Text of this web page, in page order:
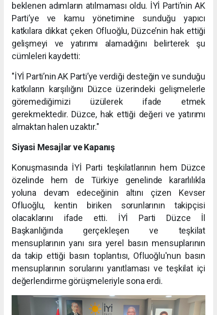
beklenen adımların atılmaması oldu. İYİ Parti’nin AK
Parti’ye ve kamu yönetimine sunduğu yapıcı
katkılara dikkat çeken Ofluoğlu, Düzce’nin hak ettiği
gelişmeyi ve yatırımı alamadığını belirterek şu
cümleleri kaydetti:
"İYİ Parti’nin AK Parti’ye verdiği desteğin ve sunduğu
katkıların karşılığını Düzce üzerindeki gelişmelerle
göremediğimizi üzülerek ifade etmek
gerekmektedir. Düzce, hak ettiği değeri ve yatırımı
almaktan halen uzaktır."
Siyasi Mesajlar ve Kapanış
Konuşmasında İYİ Parti teşkilatlarının hem Düzce
özelinde hem de Türkiye genelinde kararlılıkla
yoluna devam edeceğinin altını çizen Kevser
Ofluoğlu, kentin biriken sorunlarının takipçisi
olacaklarını ifade etti. İYİ Parti Düzce İl
Başkanlığında gerçekleşen ve teşkilat
mensuplarının yanı sıra yerel basın mensuplarının
da takip ettiği basın toplantısı, Ofluoğlu'nun basın
mensuplarının sorularını yanıtlaması ve teşkilat içi
değerlendirme görüşmeleriyle sona erdi.